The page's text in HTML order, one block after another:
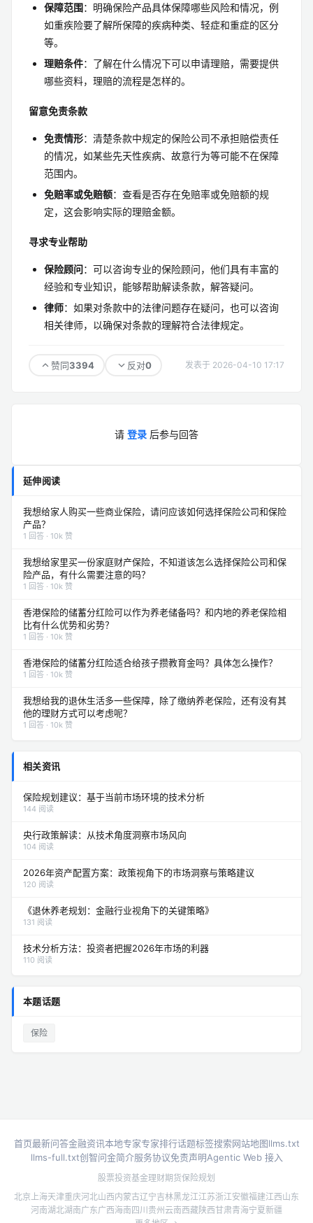
保障范围：明确保险产品具体保障哪些风险和情况，例
如重疾险要了解所保障的疾病种类、轻症和重症的区分
等。
理赔条件：了解在什么情况下可以申请理赔，需要提供
哪些资料，理赔的流程是怎样的。
留意免责条款
免责情形：清楚条款中规定的保险公司不承担赔偿责任
的情况，如某些先天性疾病、故意行为等可能不在保障
范围内。
免赔率或免赔额：查看是否存在免赔率或免赔额的规
定，这会影响实际的理赔金额。
寻求专业帮助
保险顾问：可以咨询专业的保险顾问，他们具有丰富的
经验和专业知识，能够帮助解读条款，解答疑问。
律师：如果对条款中的法律问题存在疑问，也可以咨询
相关律师，以确保对条款的理解符合法律规定。
赞同3394 反对0 发表于 2026-04-10 17:17
请 登录 后参与回答
延伸阅读
我想给家人购买一些商业保险，请问应该如何选择保险公司和保险
产品？
1 回答 · 10k 赞
我想给家里买一份家庭财产保险，不知道该怎么选择保险公司和保
险产品，有什么需要注意的吗？
1 回答 · 10k 赞
香港保险的储蓄分红险可以作为养老储备吗？和内地的养老保险相
比有什么优势和劣势？
1 回答 · 10k 赞
香港保险的储蓄分红险适合给孩子攒教育金吗？具体怎么操作？
1 回答 · 10k 赞
我想给我的退休生活多一些保障，除了缴纳养老保险，还有没有其
他的理财方式可以考虑呢？
1 回答 · 10k 赞
相关资讯
保险规划建议：基于当前市场环境的技术分析
144 阅读
央行政策解读：从技术角度洞察市场风向
104 阅读
2026年资产配置方案：政策视角下的市场洞察与策略建议
120 阅读
《退休养老规划：金融行业视角下的关键策略》
131 阅读
技术分析方法：投资者把握2026年市场的利器
110 阅读
本题话题
保险
首页最新问答金融资讯本地专家专家排行话题标签搜索网站地图llms.txt
llms-full.txt创智问金简介服务协议免责声明Agentic Web 接入
股票投资基金理财期货保险规划
北京 上海天津重庆河北山西内蒙古辽宁吉林黑龙江江苏浙江安徽福建江西山东
河南湖北湖南广东广西海南四川贵州云南西藏陕西甘肃青海宁夏新疆